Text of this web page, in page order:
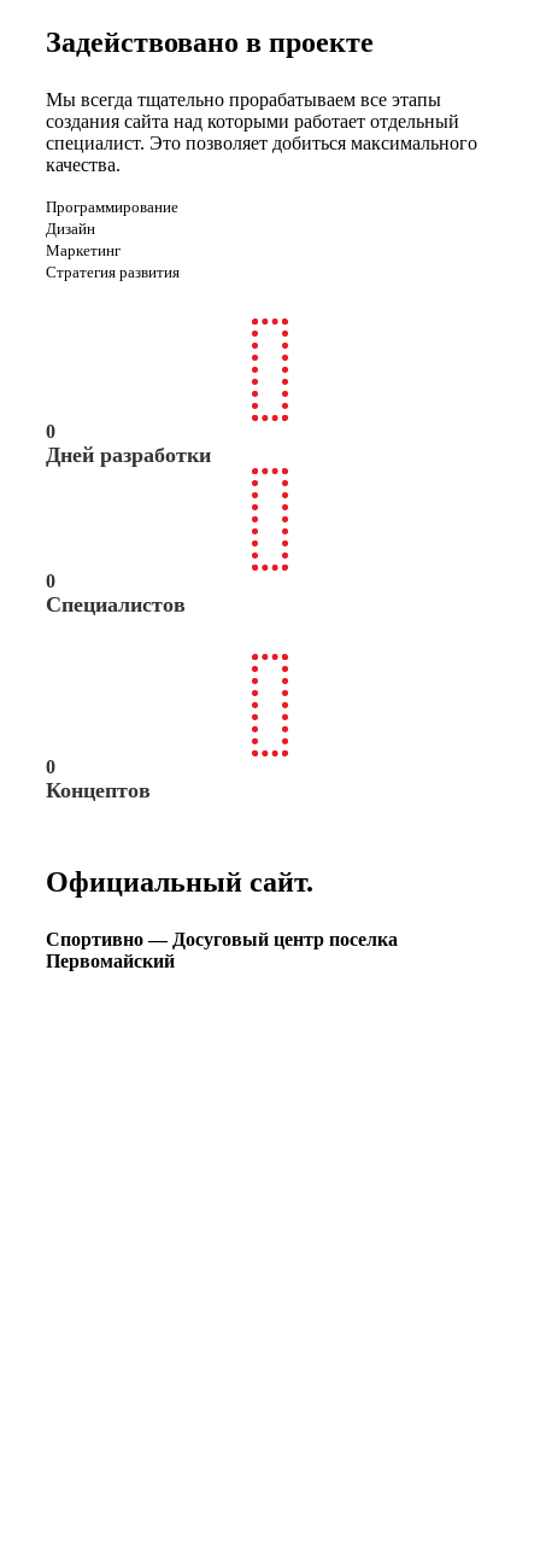
Задействовано в проекте
Мы всегда тщательно прорабатываем все этапы
создания сайта над которыми работает отдельный
специалист. Это позволяет добиться максимального
качества.
Программирование
Дизайн
Маркетинг
Стратегия развития
0
Дней разработки
0
Специалистов
0
Концептов
Официальный сайт.
Спортивно — Досуговый центр поселка
Первомайский